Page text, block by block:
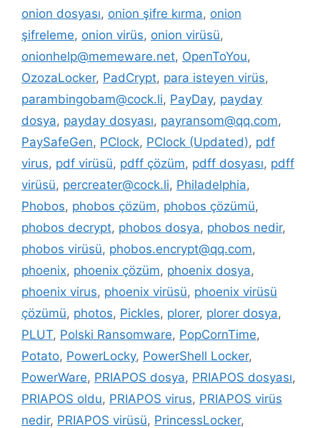
onion dosyası, onion şifre kırma, onion
şifreleme, onion virüs, onion virüsü,
onionhelp@memeware.net, OpenToYou,
OzozaLocker, PadCrypt, para isteyen virüs,
parambingobam@cock.li, PayDay, payday
dosya, payday dosyası, payransom@qq.com,
PaySafeGen, PClock, PClock (Updated), pdf
virus, pdf virüsü, pdff çözüm, pdff dosyası, pdff
virüsü, percreater@cock.li, Philadelphia,
Phobos, phobos çözüm, phobos çözümü,
phobos decrypt, phobos dosya, phobos nedir,
phobos virüsü, phobos.encrypt@qq.com,
phoenix, phoenix çözüm, phoenix dosya,
phoenix virus, phoenix virüsü, phoenix virüsü
çözümü, photos, Pickles, plorer, plorer dosya,
PLUT, Polski Ransomware, PopCornTime,
Potato, PowerLocky, PowerShell Locker,
PowerWare, PRIAPOS dosya, PRIAPOS dosyası,
PRIAPOS oldu, PRIAPOS virus, PRIAPOS virüs
nedir, PRIAPOS virüsü, PrincessLocker,